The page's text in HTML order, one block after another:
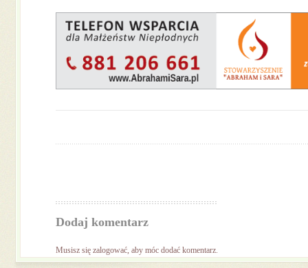
Dodaj komentarz
Musisz się zalogować, aby móc dodać komentarz.